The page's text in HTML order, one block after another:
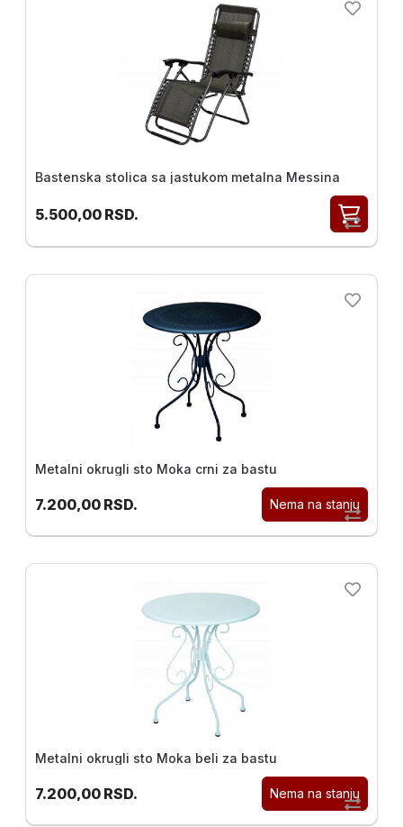
Bastenska stolica sa jastukom metalna Messina
5.500,00 RSD.
Metalni okrugli sto Moka crni za bastu
7.200,00 RSD. Nema na stanju
Metalni okrugli sto Moka beli za bastu
7.200,00 RSD. Nema na stanju